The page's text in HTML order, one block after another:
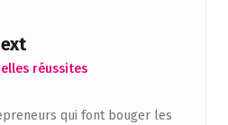
réussites
qui font bouger les